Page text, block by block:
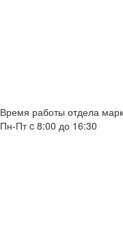
Время работы отдела
Пн-Пт c 8:00 до 16:30